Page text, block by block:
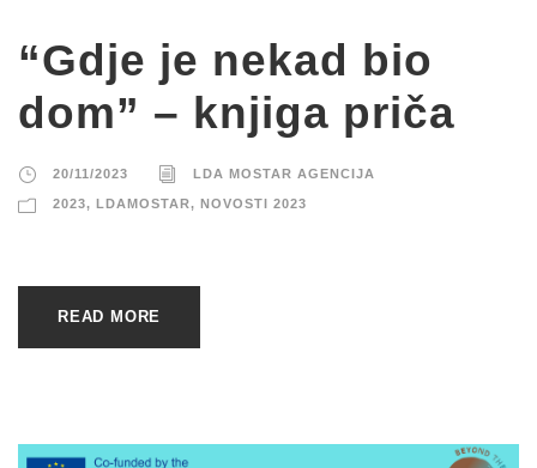
“Gdje je nekad bio
dom” – knjiga priča
20/11/2023 LDA MOSTAR AGENCIJA
2023, LDAMOSTAR, NOVOSTI 2023
READ MORE